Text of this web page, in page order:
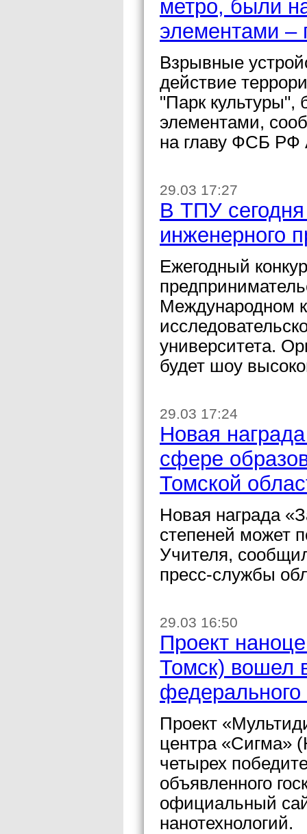
метро, были
элементами –
Взрывные
действие
"Парк
элементами,
на главу ФСБ РФ
29.03 17:27
В ТПУ
инженерного
Ежегодный
Международном
университета.
будет шоу
29.03 17:24
Новая
сфере
Томской
Новая награда
степеней может
Учителя,
пресс-службы
29.03 16:50
Проект
Томск) вошел
Проект
центра «Сигма»
четырех
объявленного
официальный
нанотехнологий.